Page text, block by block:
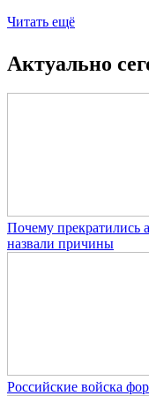
Читать ещё
Актуально
Почему прекратились
назвали причины
Российские войска